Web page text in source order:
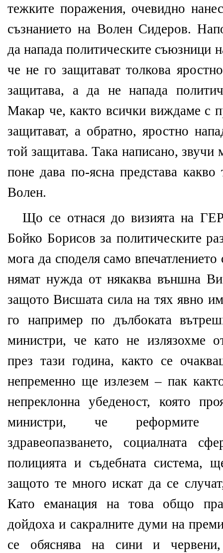
тежките поражения, очевидно
съзнанието на Волен Сидеров.
да напада политическите съюзници
че не го защитават толкова
защитава, а да не напада
Макар че, както всички виждаме с
защитават, а обратно, яростно
той защитава. Така написано,
поне дава по-ясна представа
Волен.
Що се отнася до визията на
Бойко Борисов за политическите
мога да споделя само
нямат нужда от някаква външна
защото Висшата сила на тях явно
го например по дълбоката
министри, че като не излязохме
през тази година, както се
непременно ще излезем – пак
непреклонна убеденост, която
министри, че реформите в
здравеопазването, социалната
полицията и съдебната система,
защото те много искат да се
Като еманация на това общо
дойдоха и сакралните думи на
се обяснява на сини и